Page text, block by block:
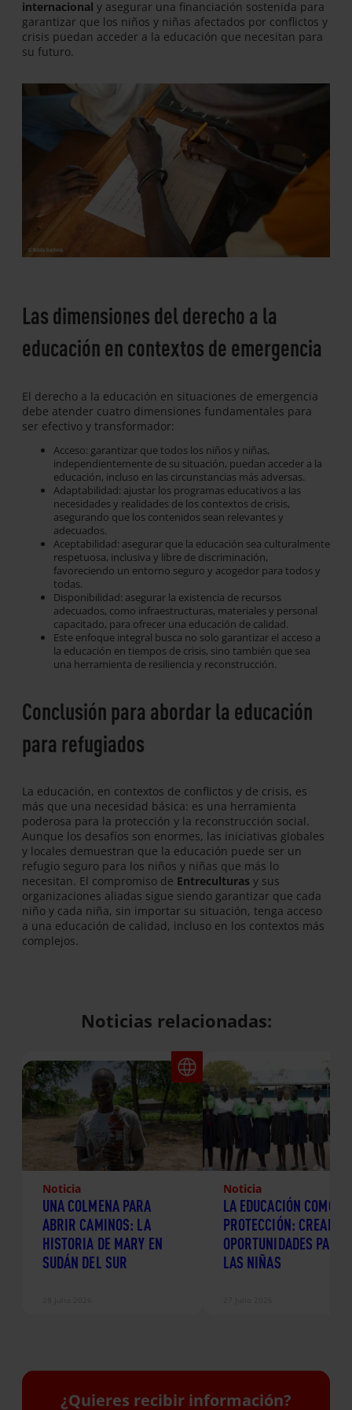
internacional y asegurar una financiación sostenida para
garantizar que los niños y niñas afectados por conflictos y
crisis puedan acceder a la educación que necesitan para
su futuro.
Las dimensiones del derecho a la
educación en contextos de emergencia
El derecho a la educación en situaciones de emergencia
debe atender cuatro dimensiones fundamentales para
ser efectivo y transformador:
Acceso: garantizar que todos los niños y niñas,
independientemente de su situación, puedan acceder a la
educación, incluso en las circunstancias más adversas.
Adaptabilidad: ajustar los programas educativos a las
necesidades y realidades de los contextos de crisis,
asegurando que los contenidos sean relevantes y
adecuados.
Aceptabilidad: asegurar que la educación sea culturalmente
respetuosa, inclusiva y libre de discriminación,
favoreciendo un entorno seguro y acogedor para todos y
todas.
Disponibilidad: asegurar la existencia de recursos
adecuados, como infraestructuras, materiales y personal
capacitado, para ofrecer una educación de calidad.
Este enfoque integral busca no solo garantizar el acceso a
la educación en tiempos de crisis, sino también que sea
una herramienta de resiliencia y reconstrucción.
Conclusiónpara abordar la educación
para refugiados
La educación, en contextos de conflictos y de crisis, es
más que una necesidad básica: es una herramienta
poderosa para la protección y la reconstrucción social.
Aunque los desafíos son enormes, las iniciativas globales
y locales demuestran que la educación puede ser un
refugio seguro para los niños y niñas que más lo
necesitan. El compromiso de Entreculturas y sus
organizaciones aliadas sigue siendo garantizar que cada
niño y cada niña, sin importar su situación, tenga acceso
a una educación de calidad, incluso en los contextos más
complejos.
Noticias relacionadas:
Noticia
UNA COLMENA PARA
ABRIR CAMINOS: LA
HISTORIA DE MARY EN
SUDÁN DEL SUR
Noticia
LA EDUCACIÓN COMO
PROTECCIÓN: CREANDO
OPORTUNIDADES PARA
LAS NIÑAS
¿Quieres recibir información?